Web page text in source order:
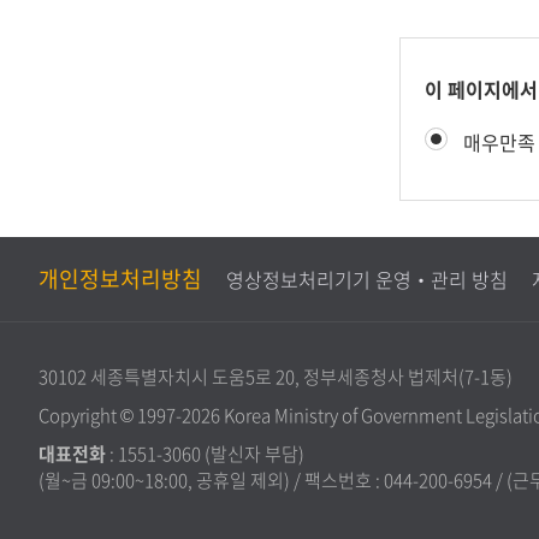
콘
츠
족
도
사
이 페이지에
만
족
가
매우만족
개인정보처리방침 영상정보처리기기 운영‧관리 방침
30102 세종특별자치시 도움5로 20, 정부세종청사 법제처(7-1동)
Copyright © 1997-2026 Korea Ministry of Government
대표전화: 1551-3060 (발신자 부담)
(월~금 09:00~18:00, 공휴일 제외) / 팩스번호 : 044-200-6954 / (근